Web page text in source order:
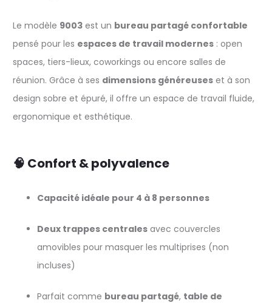
Le modèle 9003 est un bureau partagé confortable
pensé pour les espaces de travail modernes : open
spaces, tiers-lieux, coworkings ou encore salles de
réunion. Grâce à ses dimensions généreuses et à son
design sobre et épuré, il offre un espace de travail fluide,
ergonomique et esthétique.
🧠 Confort & polyvalence
Capacité idéale pour 4 à 8 personnes
Deux trappes centrales avec couvercles
amovibles pour masquer les multiprises (non
incluses)
Parfait comme bureau partagé, table de